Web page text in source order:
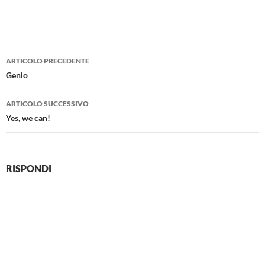
Navigazione
articolo
ARTICOLO PRECEDENTE
Genio
ARTICOLO SUCCESSIVO
Yes, we can!
RISPONDI